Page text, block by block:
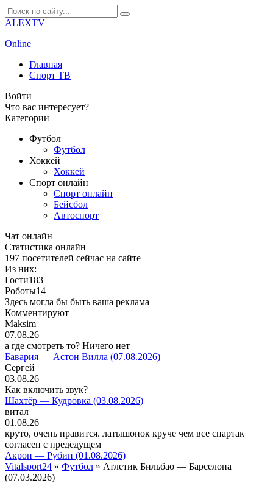
ALEXTV
Online
Главная
Спорт ТВ
Войти
Что вас интересует?
Категории
Футбол
Футбол
Хоккей
Хоккей
Спорт онлайн
Спорт онлайн
Бейсбол
Автоспорт
Чат онлайн
Cтатистика онлайн
197 посетителей сейчас на сайте
Из них:
Гости183
Роботы14
Здесь могла бы быть ваша реклама
Комментируют
Maksim
07.08.26
а где смотреть то? Ничего нет
Бавария — Астон Вилла (07.08.2026)
Сергей
03.08.26
Как включить звук?
Шахтёр — Кудровка (03.08.2026)
витал
01.08.26
круто, очень нравится. латышонок круче чем все спартак
согласен с предедущем
Акрон — Рубин (01.08.2026)
Vitalsport24 » Футбол » Атлетик Бильбао — Барселона
(07.03.2026)